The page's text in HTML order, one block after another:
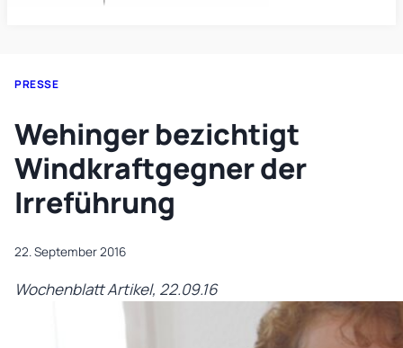
PRESSE
Wehinger bezichtigt
Windkraftgegner der
Irreführung
22. September 2016
Wochenblatt Artikel, 22.09.16